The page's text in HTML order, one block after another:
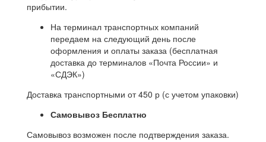
прибытии.
На терминал транспортных компаний
передаем на следующий день после
оформления и оплаты заказа (бесплатная
доставка до терминалов «Почта России» и
«СДЭК»)
Доставка транспортными от 450 р (с учетом упаковки)
Самовывоз Бесплатно
Самовывоз возможен после подтверждения заказа.